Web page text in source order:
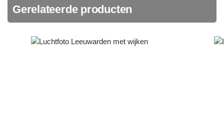
Gerelateerde producten